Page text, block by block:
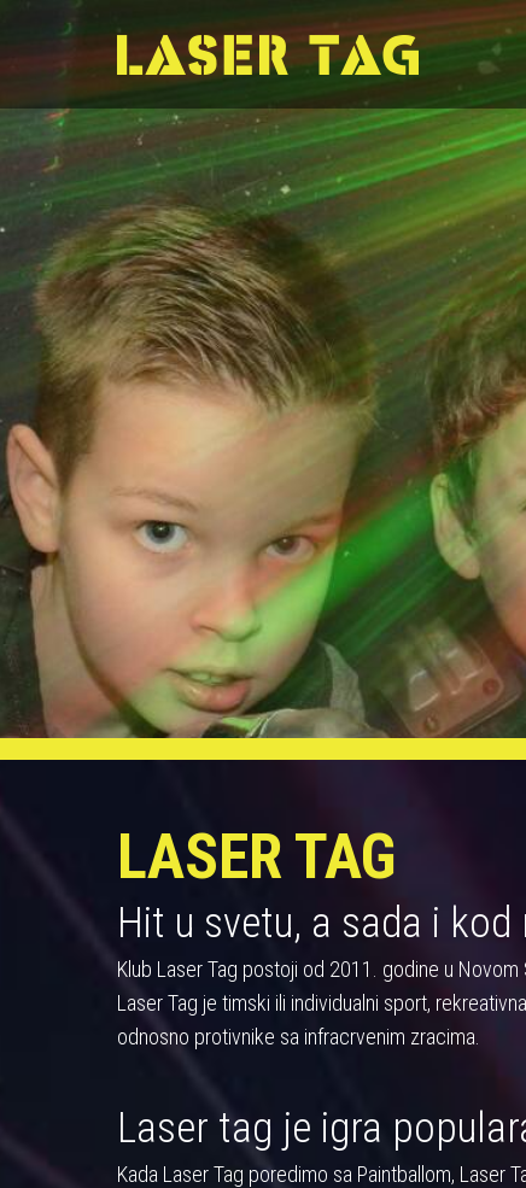
LASER TAG
Hit u svetu, a sada i kod
Klub Laser Tag postoji od 2011. godine u Novom
Laser Tag je timski ili individualni sport,
odnosno protivnike sa infracrvenim zracima.
Laser tag je igra
Kada Laser Tag poredimo sa Paintballom, Laser